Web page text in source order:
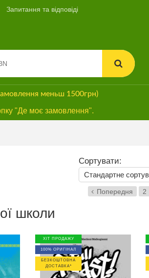
Запитання та відповіді
меньш 1500грн)
"Де моє замовлення".
Сортувати:
Попередня 2
школи
ХІТ ПРОДАЖУ
100% ОРИГІНАЛ
БЕЗКОШТОВНА
ДОСТАВКА*